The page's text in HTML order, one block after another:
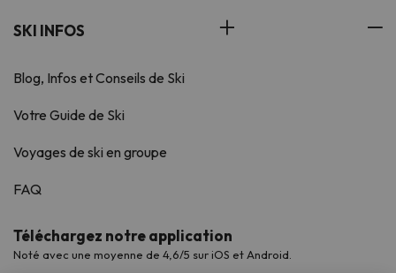
SKI INFOS
Blog, Infos et Conseils de Ski
Votre Guide de Ski
Voyages de ski en groupe
FAQ
Téléchargez notre application
Noté avec une moyenne de 4,6/5 sur iOS et Android.